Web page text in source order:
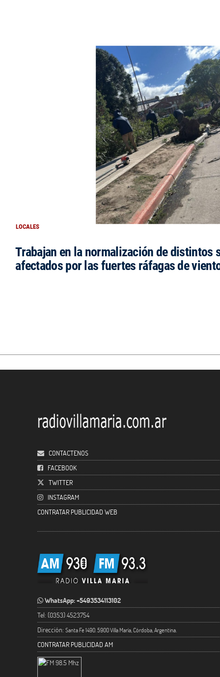
LOCALES
Trabajan en la normalización de distintos
afectados por las fuertes ráfagas de
CONTACTENOS
FACEBOOK
TWITTER
INSTAGRAM
CONTRATAR PUBLICIDAD WEB
WhatsApp: +5493534113102
Tel: (0353) 4523754
Dirección: Santa Fe 1490. 5900 Villa María, Córdoba, Argentina.
CONTRATAR PUBLICIDAD AM